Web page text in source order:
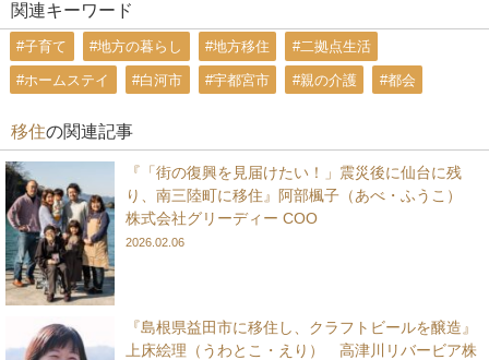
関連キーワード
#子育て #地方の暮らし #地方移住 #二拠点生活
#ホームステイ #白河市 #宇都宮市 #親の介護 #都会
移住の関連記事
『「街の復興を見届けたい！」震災後に仙台に残
り、南三陸町に移住』阿部楓子（あべ・ふうこ）
株式会社グリーディー COO
2026.02.06
『島根県益田市に移住し、クラフトビールを醸造』
上床絵理（うわとこ・えり） 高津川リバービア株